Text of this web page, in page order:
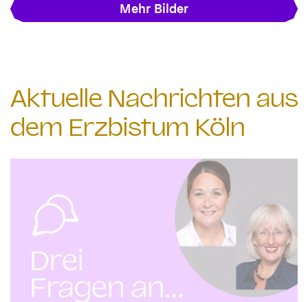
Mehr Bilder
Aktuelle Nachrichten aus
dem Erzbistum Köln